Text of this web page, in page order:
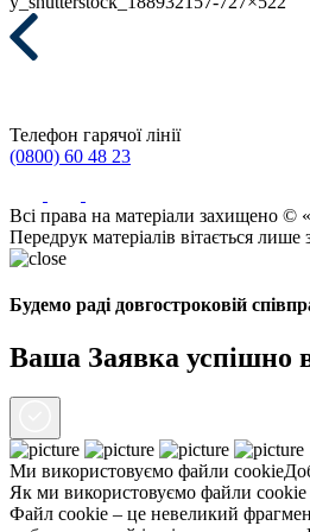
Телефон гарячої лінії
(0800) 60 48 23
Всі права на матеріали захищено
Передрук матеріалів вітається лише
Будемо раді довгостроковій
Ваша Заявка успішно
Ми використовуємо файли cookie
Як ми використовуємо файли cookie
Файл cookie – це невеликий